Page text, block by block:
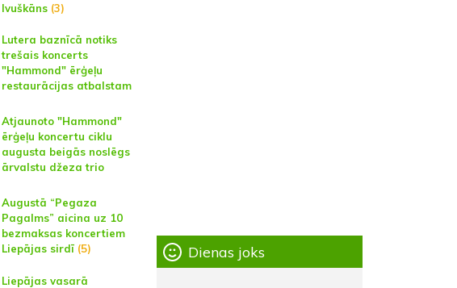
Ivuškāns(3)
Lutera baznīcā notiks
trešais koncerts
"Hammond" ērģeļu
restaurācijas atbalstam
Atjaunoto "Hammond"
ērģeļu koncertu ciklu
augusta beigās noslēgs
ārvalstu džeza trio
Augustā “Pegaza
Pagalms” aicina uz 10
bezmaksas koncertiem
Liepājas sirdī(5)
Liepājas vasarā
Dienas joks